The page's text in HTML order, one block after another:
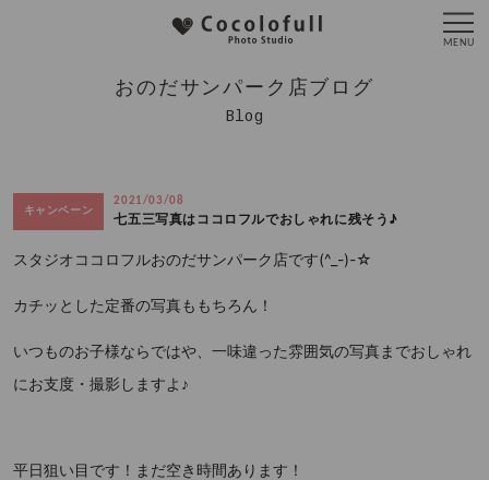
おのだサンパーク店ブログ
Blog
キャンペーン
2021/03/08
七五三写真はココロフルでおしゃれに残そう♪
スタジオココロフルおのだサンパーク店です(^_-)-☆
カチッとした定番の写真ももちろん！
いつものお子様ならではや、一味違った雰囲気の写真までおしゃれ
にお支度・撮影しますよ♪
平日狙い目です！まだ空き時間あります！